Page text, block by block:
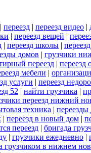
| переезд | переезд видео |
| переезд вещей |
| переезд школы |
домов | грузчики
переезд | переезд
мебели |
услуги | переезд
52 | найти грузчика |
переезд нижний
техника | переезды
| переезд в новый дом |
переезд | бригада
| грузчики ежедневно |
грузчиком в нижнем